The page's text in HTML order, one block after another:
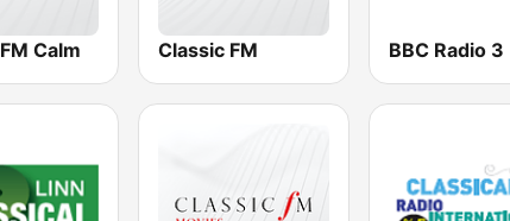
BBC Radio 3
Classic FM
Calm